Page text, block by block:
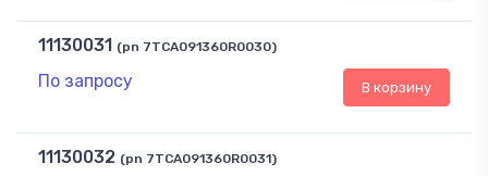
11130031 (pn 7TCA091360R0030)
По запросу В корзину
11130032 (pn 7TCA091360R0031)